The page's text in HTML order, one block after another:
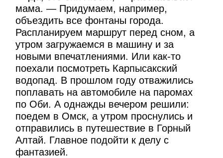
мама. — Придумаем, например,
объездить все фонтаны города.
Распланируем маршрут перед сном, а
утром загружаемся в машину и за
новыми впечатлениями. Или как-то
поехали посмотреть Карпысакский
водопад. В прошлом году отважились
поплавать на автомобиле на паромах
по Оби. А однажды вечером решили:
поедем в Омск, а утром проснулись и
отправились в путешествие в Горный
Алтай. Главное подойти к делу с
фантазией.